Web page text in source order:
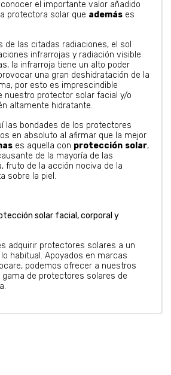
el importante valor añadido
protectora solar que además es
de las citadas radiaciones, el sol
infrarrojas y radiación visible.
la infrarroja tiene un alto poder
una gran deshidratación de la
por esto es imprescindible
nuestro protector solar facial y/o
altamente hidratante.
las bondades de los protectores
en absoluto al afirmar que la mejor
es aquella con protección solar,
de la mayoría de las
fruto de la acción nociva de la
sobre la piel.
solar facial, corporal y
adquirir protectores solares a un
habitual. Apoyados en marcas
podemos ofrecer a nuestros
de protectores solares de